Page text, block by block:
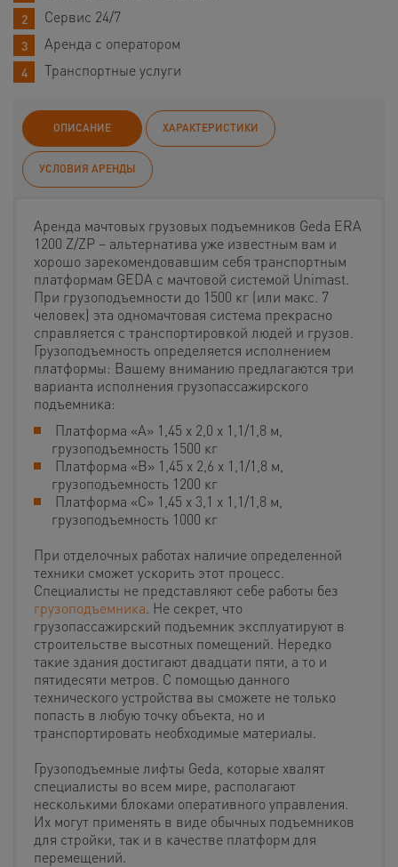
Сервис 24/7
Аренда с оператором
Транспортные услуги
ОПИСАНИЕ ХАРАКТЕРИСТИКИ
УСЛОВИЯ АРЕНДЫ
Аренда мачтовых грузовых подъемников Geda ERA
1200 Z/ZP – альтернатива уже известным вам и
хорошо зарекомендовавшим себя транспортным
платформам GEDA с мачтовой системой Unimast.
При грузоподъемности до 1500 кг (или макс. 7
человек) эта одномачтовая система прекрасно
справляется с транспортировкой людей и грузов.
Грузоподъемность определяется исполнением
платформы: Вашему вниманию предлагаются три
варианта исполнения грузопассажирского
подъемника:
Платформа «А» 1,45 х 2,0 х 1,1/1,8 м,
грузоподъемность 1500 кг
Платформа «В» 1,45 х 2,6 х 1,1/1,8 м,
грузоподъемность 1200 кг
Платформа «С» 1,45 х 3,1 х 1,1/1,8 м,
грузоподъемность 1000 кг
При отделочных работах наличие определенной
техники сможет ускорить этот процесс.
Специалисты не представляют себе работы без
грузоподъемника . Не секрет, что
грузопассажирский подъемник эксплуатируют в
строительстве высотных помещений. Нередко
такие здания достигают двадцати пяти, а то и
пятидесяти метров. С помощью данного
технического устройства вы сможете не только
попасть в любую точку объекта, но и
транспортировать необходимые материалы.
Грузоподъемные лифты Geda, которые хвалят
специалисты во всем мире, располагают
несколькими блоками оперативного управления.
Их могут применять в виде обычных подъемников
для стройки, так и в качестве платформ для
перемещений.